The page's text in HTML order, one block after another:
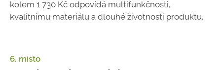
kolem 1 730 Kč odpovídá multifunkčnosti,
kvalitnímu materiálu a dlouhé životnosti produktu.
6. místo